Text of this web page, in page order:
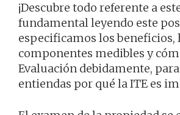
¡Descubre todo referente a
fundamental leyendo este
especificamos los beneficios,
componentes medibles y
Evaluación debidamente,
entiendas por qué la ITE es